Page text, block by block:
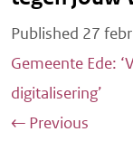
Published 27
Gemeente Ede:
digitalisering’
← Previous